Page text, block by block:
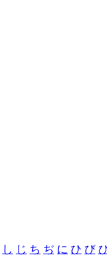
し じ ち ぢ に ひ び